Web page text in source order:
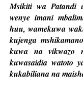
Msikiti wa Patandi
wenye imani
huu, wamekuwa
kujenga
kuwa na vikwazo
kuwasaidia watoto
kukabiliana na